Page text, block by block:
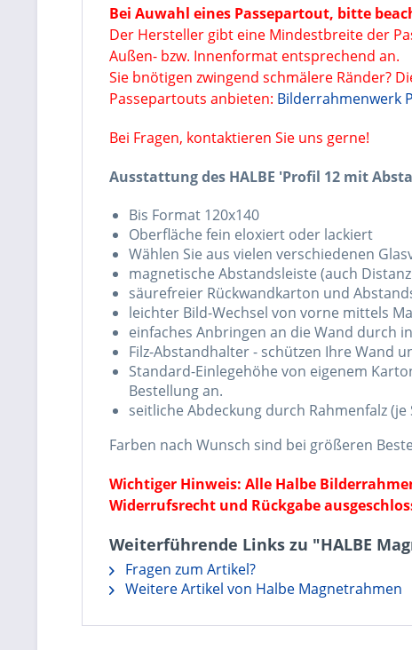
Bei Auwahl eines Passepartout, bitte
Der Hersteller gibt eine Mindestbreite der
Außen- bzw. Innenformat entsprechend an.
Sie bnötigen zwingend schmälere Ränder?
Passepartouts anbieten: Bilderrahmenwerk
Bei Fragen, kontaktieren Sie uns gerne!
Ausstattung des HALBE 'Profil 12 mit
Bis Format 120x140
Oberfläche fein eloxiert oder lackiert
Wählen Sie aus vielen verschiedenen
magnetische Abstandsleiste (auch
säurefreier Rückwandkarton und
leichter Bild-Wechsel von vorne mittels
einfaches Anbringen an die Wand durch
Filz-Abstandhalter - schützen Ihre Wand
Standard-Einlegehöhe von eigenem
Bestellung an.
seitliche Abdeckung durch Rahmenfalz (je
Farben nach Wunsch sind bei größeren
Wichtiger Hinweis: Alle Halbe
Widerrufsrecht und Rückgabe
Weiterführende Links zu "HALBE
Fragen zum Artikel?
Weitere Artikel von Halbe Magnetrahmen